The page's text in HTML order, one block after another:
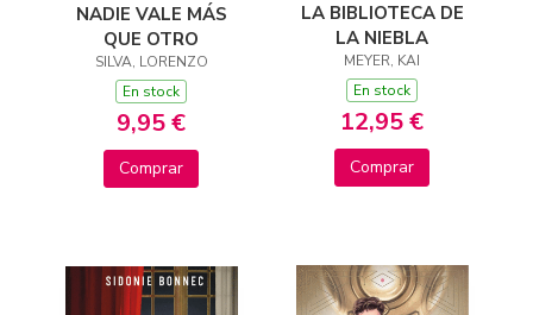
NADIE VALE MÁS
QUE OTRO
SILVA, LORENZO
En stock
9,95 €
Comprar
LA BIBLIOTECA DE
LA NIEBLA
MEYER, KAI
En stock
12,95 €
Comprar